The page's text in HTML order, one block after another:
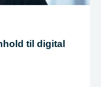
til digital